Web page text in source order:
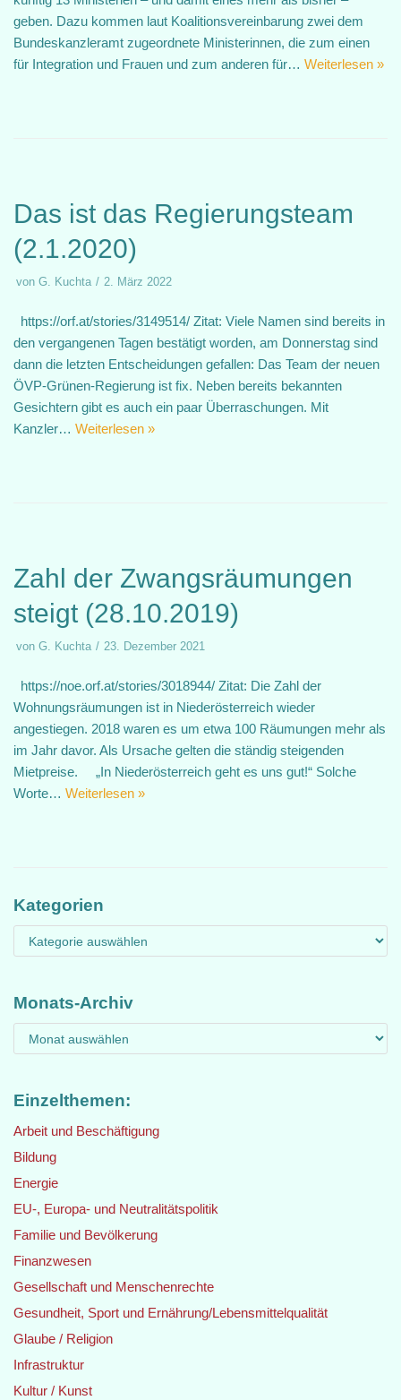
geben. Dazu kommen laut Koalitionsvereinbarung zwei dem
Bundeskanzleramt zugeordnete Ministerinnen, die zum einen
für Integration und Frauen und zum anderen für… Weiterlesen »
Das ist das Regierungsteam
(2.1.2020)
von G. Kuchta 2. März 2022
https://orf.at/stories/3149514/ Zitat: Viele Namen sind bereits in
den vergangenen Tagen bestätigt worden, am Donnerstag sind
dann die letzten Entscheidungen gefallen: Das Team der neuen
ÖVP-Grünen-Regierung ist fix. Neben bereits bekannten
Gesichtern gibt es auch ein paar Überraschungen. Mit
Kanzler… Weiterlesen »
Zahl der Zwangsräumungen
steigt (28.10.2019)
von G. Kuchta 23. Dezember 2021
https://noe.orf.at/stories/3018944/ Zitat: Die Zahl der
Wohnungsräumungen ist in Niederösterreich wieder
angestiegen. 2018 waren es um etwa 100 Räumungen mehr als
im Jahr davor. Als Ursache gelten die ständig steigenden
Mietpreise. „In Niederösterreich geht es uns gut!“ Solche
Worte… Weiterlesen »
Kategorien
Monats-Archiv
Einzelthemen:
Arbeit und Beschäftigung
Bildung
Energie
EU-, Europa- und Neutralitätspolitik
Familie und Bevölkerung
Finanzwesen
Gesellschaft und Menschenrechte
Gesundheit, Sport und Ernährung/Lebensmittelqualität
Glaube / Religion
Infrastruktur
Kultur / Kunst